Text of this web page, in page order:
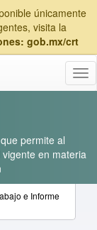
únicamente
visita la
gob.mx/crt
permite al
en materia
e Informe